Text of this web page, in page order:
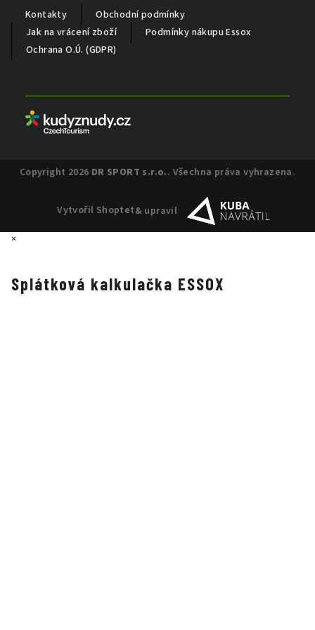
Kontakty
Obchodní podmínky
Jak na vrácení zboží
Podmínky nákupu Essox
Ochrana O.Ú. (GDPR)
Copyright 2026 DR SPORT s.r.o.. Všechna práva vyhrazena.
Vytvořil Shoptet& upravil
×
Splátková kalkulačka ESSOX